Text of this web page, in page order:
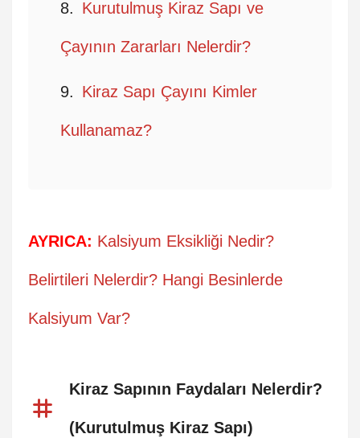
Kurutulmuş Kiraz Sapı ve
Çayının Zararları Nelerdir?
Kiraz Sapı Çayını Kimler
Kullanamaz?
AYRICA: Kalsiyum Eksikliği Nedir?
Belirtileri Nelerdir? Hangi Besinlerde
Kalsiyum Var?
Kiraz Sapının Faydaları Nelerdir?
(Kurutulmuş Kiraz Sapı)